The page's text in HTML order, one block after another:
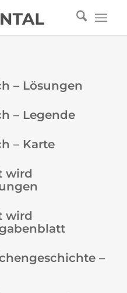
– Lösungen
– Legende
– Karte
wird
wird
–